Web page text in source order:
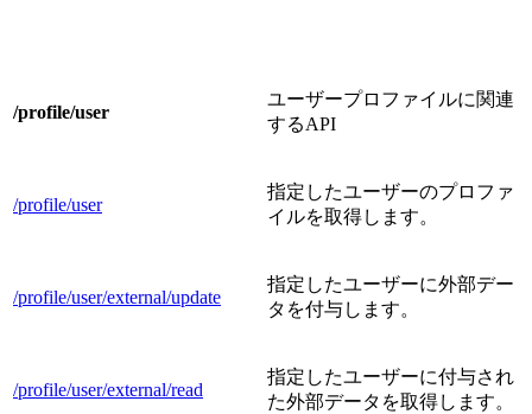
/profile/user
ユーザープロファイルに関連
するAPI
/profile/user
指定したユーザーのプロファ
イルを取得します。
/profile/user/external/update
指定したユーザーに外部デー
タを付与します。
/profile/user/external/read
指定したユーザーに付与され
た外部データを取得します。